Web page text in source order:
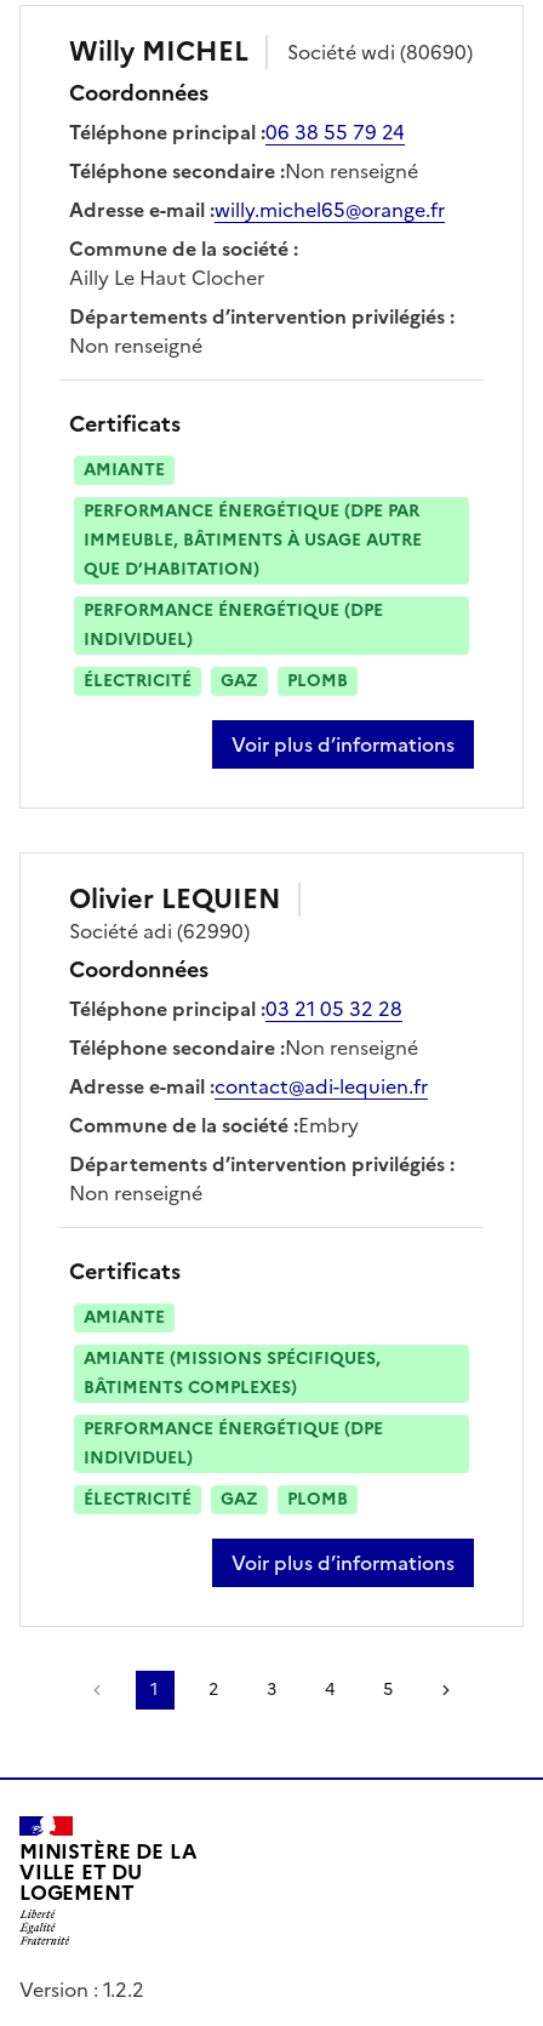
Willy MICHEL Sociétéwdi (80690)
Coordonnées
Téléphone principal:06 38 55 79 24
Téléphone secondaire:Non renseigné
Adresse e-mail:willy.michel65@orange.fr
Commune de la société:
Ailly Le Haut Clocher
Départements d’intervention privilégiés:
Non renseigné
Certificats
AMIANTE
PERFORMANCE ÉNERGÉTIQUE (DPE PAR
IMMEUBLE, BÂTIMENTS À USAGE AUTRE
QUE D’HABITATION)
PERFORMANCE ÉNERGÉTIQUE (DPE
INDIVIDUEL)
ÉLECTRICITÉ
GAZ PLOMB
Voir plus d’informations
sur willy michel
Olivier LEQUIEN
Société adi (62990)
Coordonnées
Téléphone principal:03 21 05 32 28
Téléphone secondaire:Non renseigné
Adresse e-mail:contact@adi-lequien.fr
Commune de la société:Embry
Départements d’intervention privilégiés:
Non renseigné
Certificats
AMIANTE
AMIANTE (MISSIONS SPÉCIFIQUES,
BÂTIMENTS COMPLEXES)
PERFORMANCE ÉNERGÉTIQUE (DPE
INDIVIDUEL)
ÉLECTRICITÉ
GAZ PLOMB
Voir plus d’informations
sur olivier lequien
Page précédente
1 2 3 4 5
MINISTÈRE DE LA
VILLE ET DU
LOGEMENT
Version : 1.2.2